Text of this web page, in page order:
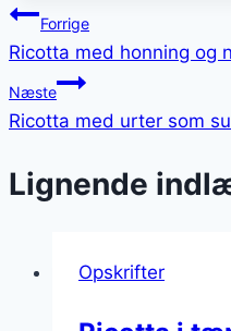
Forrige
Ricotta med honning og
Næste
Ricotta med urter som
Lignende
Opskrifter